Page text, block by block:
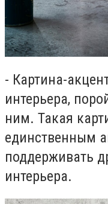
- Картина-
интерьера,
ним. Такая
единственным
поддерживать
интерьера.